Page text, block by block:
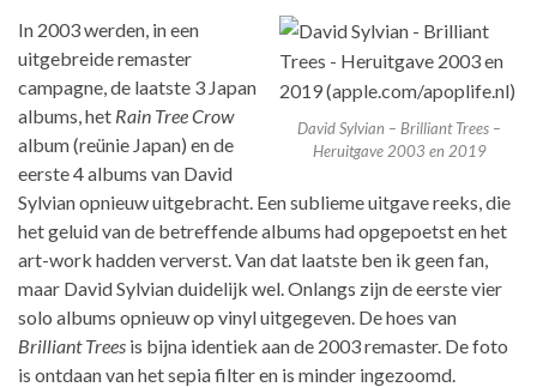
David Sylvian – Brilliant Trees –
Heruitgave 2003 en 2019
In 2003 werden, in een
uitgebreide remaster
campagne, de laatste 3 Japan
albums, het Rain Tree Crow
album (reünie Japan) en de
eerste 4 albums van David
Sylvian opnieuw uitgebracht. Een sublieme uitgave reeks, die
het geluid van de betreffende albums had opgepoetst en het
art-work hadden ververst. Van dat laatste ben ik geen fan,
maar David Sylvian duidelijk wel. Onlangs zijn de eerste vier
solo albums opnieuw op vinyl uitgegeven. De hoes van
Brilliant Trees is bijna identiek aan de 2003 remaster. De foto
is ontdaan van het sepia filter en is minder ingezoomd.